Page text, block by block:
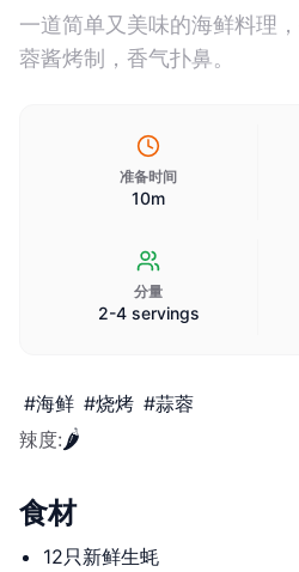
一道简单又美味的海鲜料理
蓉酱烤制，香气扑鼻。
准备时间
10m
分量
2-4 servings
#海鲜 #烧烤 #蒜蓉
辣度:🌶️
食材
12只新鲜生蚝